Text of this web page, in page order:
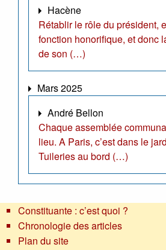
Hacène
Rétablir le rôle du président,
fonction honorifique, et donc
de son (…)
Mars 2025
André Bellon
Chaque assemblée
lieu. A Paris, c’est dans le
Tuileries au bord (…)
Constituante : c’est quoi ?
Chronologie des articles
Plan du site